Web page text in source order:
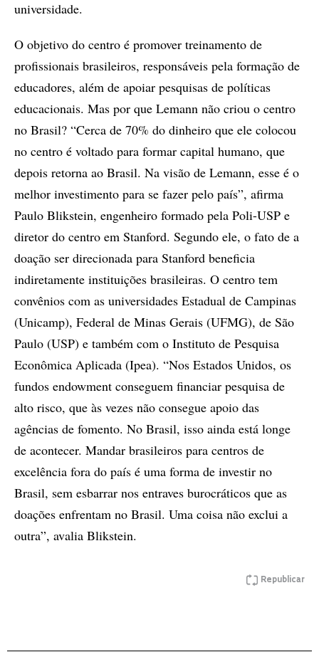
universidade.
O objetivo do centro é promover treinamento de
profissionais brasileiros, responsáveis pela formação de
educadores, além de apoiar pesquisas de políticas
educacionais. Mas por que Lemann não criou o centro
no Brasil? “Cerca de 70% do dinheiro que ele colocou
no centro é voltado para formar capital humano, que
depois retorna ao Brasil. Na visão de Lemann, esse é o
melhor investimento para se fazer pelo país”, afirma
Paulo Blikstein, engenheiro formado pela Poli-USP e
diretor do centro em Stanford. Segundo ele, o fato de a
doação ser direcionada para Stanford beneficia
indiretamente instituições brasileiras. O centro tem
convênios com as universidades Estadual de Campinas
(Unicamp), Federal de Minas Gerais (UFMG), de São
Paulo (USP) e também com o Instituto de Pesquisa
Econômica Aplicada (Ipea). “Nos Estados Unidos, os
fundos endowment conseguem financiar pesquisa de
alto risco, que às vezes não consegue apoio das
agências de fomento. No Brasil, isso ainda está longe
de acontecer. Mandar brasileiros para centros de
excelência fora do país é uma forma de investir no
Brasil, sem esbarrar nos entraves burocráticos que as
doações enfrentam no Brasil. Uma coisa não exclui a
outra”, avalia Blikstein.
Republicar